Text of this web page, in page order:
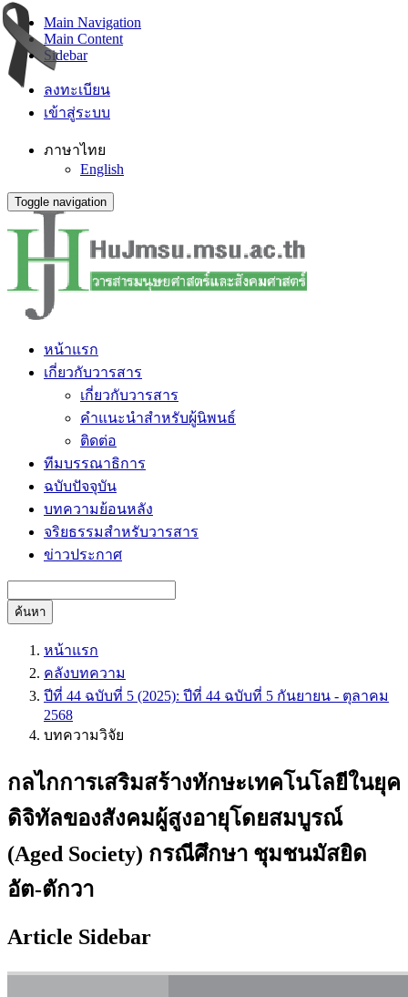
Main Navigation
Main Content
Sidebar
ลงทะเบียน
เข้าสู่ระบบ
ภาษาไทย
English
Toggle navigation
หน้าแรก
เกี่ยวกับวารสาร
เกี่ยวกับวารสาร
คำแนะนำสำหรับผู้นิพนธ์
ติดต่อ
ทีมบรรณาธิการ
ฉบับปัจจุบัน
บทความย้อนหลัง
จริยธรรมสำหรับวารสาร
ข่าวประกาศ
ค้นหา
หน้าแรก
คลังบทความ
ปีที่ 44 ฉบับที่ 5 (2025): ปีที่ 44 ฉบับที่ 5 กันยายน - ตุลาคม
2568
บทความวิจัย
กลไกการเสริมสร้างทักษะเทคโนโลยีในยุค
ดิจิทัลของสังคมผู้สูงอายุโดยสมบูรณ์
(Aged Society) กรณีศึกษา ชุมชนมัสยิด
อัต-ตักวา
Article Sidebar